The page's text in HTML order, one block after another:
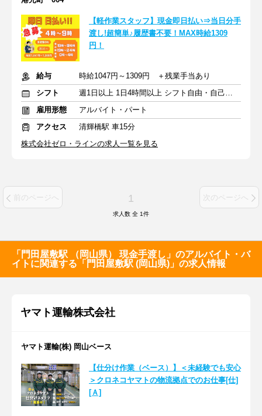
【軽作業スタッフ】現金即日払い⇒当日分手
渡し!超簡単♪履歴書不要！MAX時給1309
円！
給与
時給1047円～1309円 ＋残業手当あり
シフト
週1日以上 1日4時間以上 シフト自由・自己申告
雇用形態
アルバイト・パート
アクセス
清輝橋駅 車15分
株式会社ゼロ・ラインの求人一覧を見る
前のページへ 1 次のページへ
求人数 全 1件
「門田屋敷駅 （岡山県） 現金手渡し」のアルバイト・バ
イトに関連する「門田屋敷駅 (岡山県)」の求人情報
ヤマト運輸株式会社
ヤマト運輸(株) 岡山ベース
【仕分け作業（ベース）】＜未経験でも安心
＞クロネコヤマトの物流拠点でのお仕事[仕]
[Ａ]